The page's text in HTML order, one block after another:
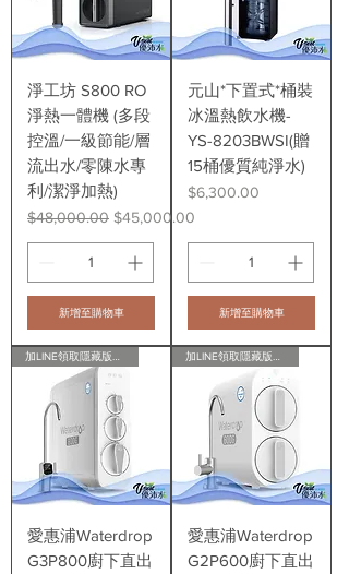
淨工坊 S800 RO
淨熱一體機 (多段
控溫/一級節能/層
流出水/零陳水專
利/潔淨加熱)
一般價格
$48,000.00 促銷價格
$45,000.00
新增至購物車
元山*下置式*桶裝
冰溫熱飲水機-
YS-8203BWSI(贈
15桶優質純淨水)
價格
$6,300.00
新增至購物車
愛惠浦Waterdrop
G3P800廚下直出
愛惠浦Waterdrop
G2P600廚下直出